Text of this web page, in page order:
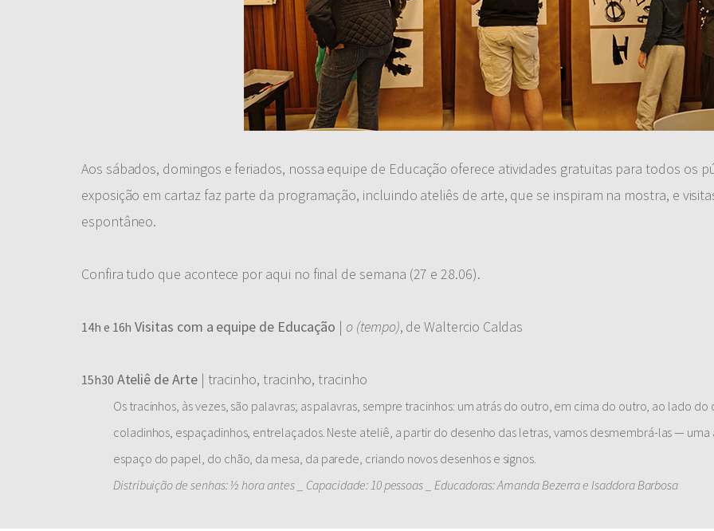
Aos sábados, domingos e feriados, nossa equipe de Educação oferece atividades gratuitas para todos os
exposição em cartaz faz parte da programação, incluindo ateliês de arte, que se inspiram na mostra, e
espontâneo.
Confira tudo que acontece por aqui no final de semana (27 e 28.06).
14h e 16h Visitas com a equipe de Educação | o (tempo), de Waltercio Caldas
15h30 Ateliê de Arte| tracinho, tracinho, tracinho
Os tracinhos, às vezes, são palavras; as palavras, sempre tracinhos: um atrás do outro, em cima do outro, ao lado do
coladinhos, espaçadinhos, entrelaçados. Neste ateliê, a partir do desenho das letras, vamos desmembrá-las — uma
espaço do papel, do chão, da mesa, da parede, criando novos desenhos e signos.
Distribuição de senhas: ½ hora antes _ Capacidade: 10 pessoas _ Educadoras: Amanda Bezerra e Isaddora Barbosa